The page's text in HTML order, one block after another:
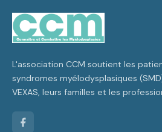
L'association CCM soutient les
syndromes myélodysplasiques
VEXAS, leurs familles et les